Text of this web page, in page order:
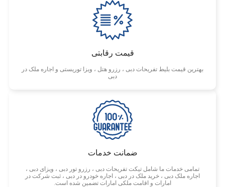
قیمت رقابتی
بهترین قیمت بلیط تفریحات دبی ، رزرو هتل ، ویزا توریستی و اجاره ملک در
دبی
ضمانت خدمات
تمامی خدمات ما شامل تیکت تفریحات دبی ، رزرو تور دبی ، ویزای دبی ،
اجاره ملک دبی ، خرید ملک در دبی ، اجاره خودرو در دبی ، ثبت شرکت در
امارات و اقامت ملکی امارات تضمین شده است.